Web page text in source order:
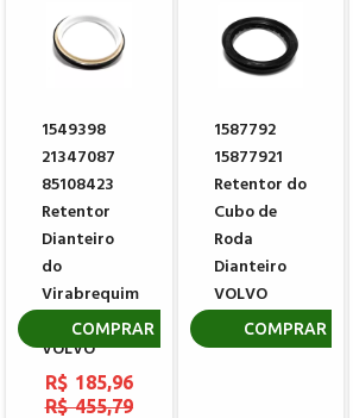
1549398
21347087
85108423
Retentor
Dianteiro
do
Virabrequim
do Motor
VOLVO
R$ 185,96
R$ 455,79
COMPRAR
1587792
15877921
Retentor do
Cubo de
Roda
Dianteiro
VOLVO
R$ 119,20
COMPRAR